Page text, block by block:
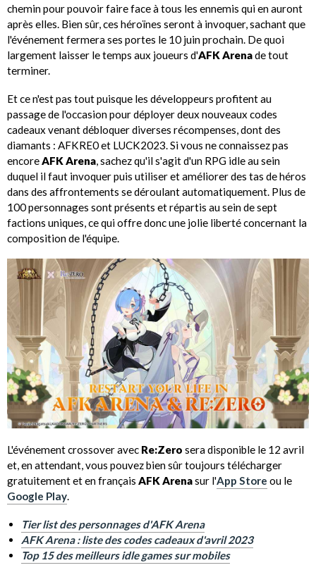
chemin pour pouvoir faire face à tous les ennemis qui en auront
après elles. Bien sûr, ces héroïnes seront à invoquer, sachant que
l'événement fermera ses portes le 10 juin prochain. De quoi
largement laisser le temps aux joueurs d'AFK Arenade tout
terminer.
Et ce n'est pas tout puisque les développeurs profitent au
passage de l'occasion pour déployer deux nouveaux codes
cadeaux venant débloquer diverses récompenses, dont des
diamants : AFKRE0 et LUCK2023. Si vous ne connaissez pas
encoreAFK Arena, sachez qu'il s'agit d'un RPG idle au sein
duquel il faut invoquer puis utiliser et améliorer des tas de héros
dans des affrontements se déroulant automatiquement. Plus de
100 personnages sont présents et répartis au sein de sept
factions uniques, ce qui offre donc une jolie liberté concernant la
composition de l'équipe.
L'événement crossover avec Re:Zero sera disponible le 12 avril
et, en attendant, vous pouvez bien sûr toujours télécharger
gratuitement et en français AFK Arenasur l'App Store ou le
Google Play
Tier list des personnages d'AFK Arena
AFK Arena : liste des codes cadeaux d'avril 2023
Top 15 des meilleurs idle games sur mobiles